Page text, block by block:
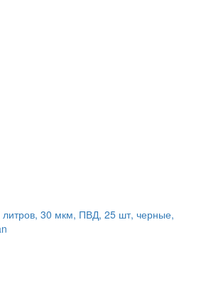
30 мкм, ПВД, 25 шт, черные,